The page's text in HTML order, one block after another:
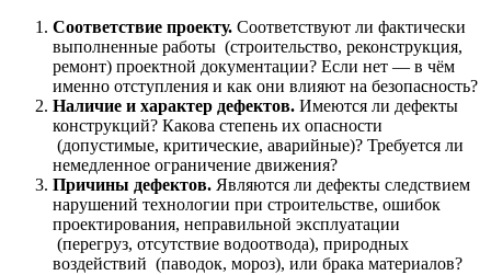
Соответствие проекту. Соответствуют ли фактически
выполненные работы (строительство, реконструкция,
ремонт) проектной документации? Если нет — в чём
именно отступления и как они влияют на безопасность?
Наличие и характер дефектов. Имеются ли дефекты
конструкций? Какова степень их опасности
(допустимые, критические, аварийные)? Требуется ли
немедленное ограничение движения?
Причины дефектов. Являются ли дефекты следствием
нарушений технологии при строительстве, ошибок
проектирования, неправильной эксплуатации
(перегруз, отсутствие водоотвода), природных
воздействий (паводок, мороз), или брака материалов?